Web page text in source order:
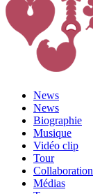
News
News
Biographie
Musique
Vidéo clip
Tour
Collaboration
Médias